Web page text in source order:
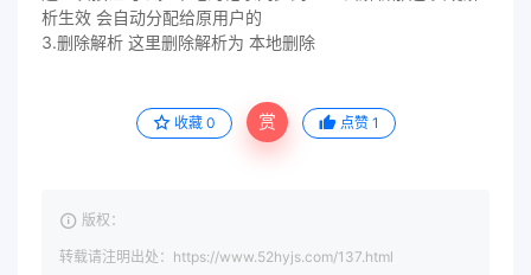
析生效 会自动分配给原用户的
3.删除解析 这里删除解析为 本地删除
收藏 0 赏 点赞 1
版权：
转载请注明出处：https://www.52hyjs.com/137.html